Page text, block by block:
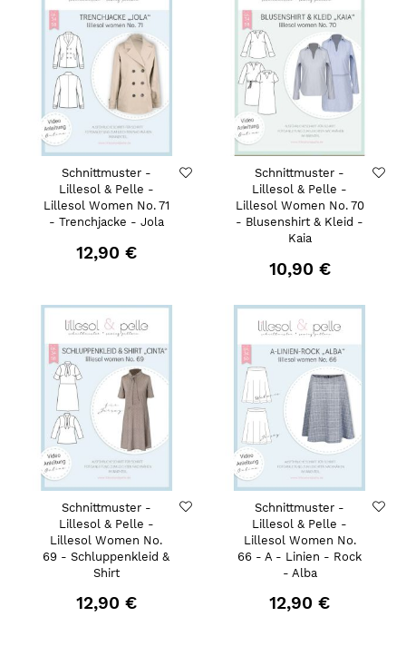
Schnittmuster -
Lillesol & Pelle -
Lillesol Women No. 71
- Trenchjacke - Jola
12,90 €
Schnittmuster -
Lillesol & Pelle -
Lillesol Women No. 70
- Blusenshirt & Kleid -
Kaia
10,90 €
Schnittmuster -
Lillesol & Pelle -
Lillesol Women No.
69 - Schluppenkleid &
Shirt
12,90 €
Schnittmuster -
Lillesol & Pelle -
Lillesol Women No.
66 - A - Linien - Rock
- Alba
12,90 €